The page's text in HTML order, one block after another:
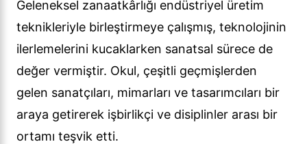
Geleneksel zanaatkârlığı endüstriyel üretim
teknikleriyle birleştirmeye çalışmış, teknolojinin
ilerlemelerini kucaklarken sanatsal sürece de
değer vermiştir. Okul, çeşitli geçmişlerden
gelen sanatçıları, mimarları ve tasarımcıları bir
araya getirerek işbirlikçi ve disiplinler arası bir
ortamı teşvik etti.